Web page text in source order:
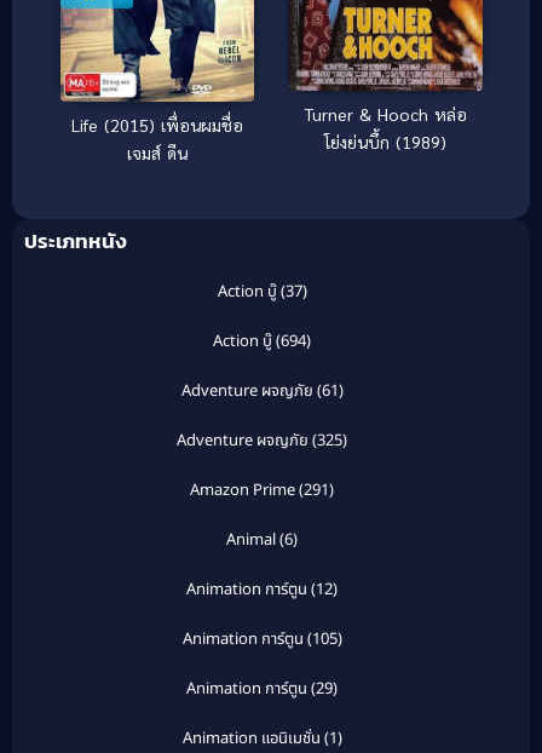
Life (2015) เพื่อนผมชื่อ
เจมส์ ดีน
Turner & Hooch หล่อ
โย่งย่นบึ้ก (1989)
ประเภทหนัง
Action บู๊(37)
Action บู๊(694)
Adventure ผจญภัย (61)
Adventure ผจญภัย (325)
Amazon Prime(291)
Animal(6)
Animation การ์ตูน (12)
Animation การ์ตูน (105)
Animation การ์ตูน (29)
Animation แอนิเมชั่น (1)